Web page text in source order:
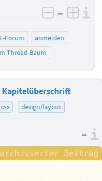
negativ
–
Forum
anmelden
Thread-Baum
css
design/layout
–